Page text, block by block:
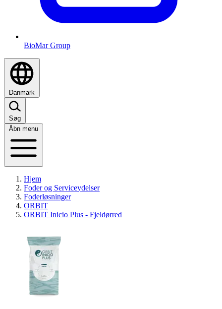
BioMar Group
Danmark
Søg
Åbn menu
Hjem
Foder og Serviceydelser
Foderløsninger
ORBIT
ORBIT Inicio Plus - Fjeldørred